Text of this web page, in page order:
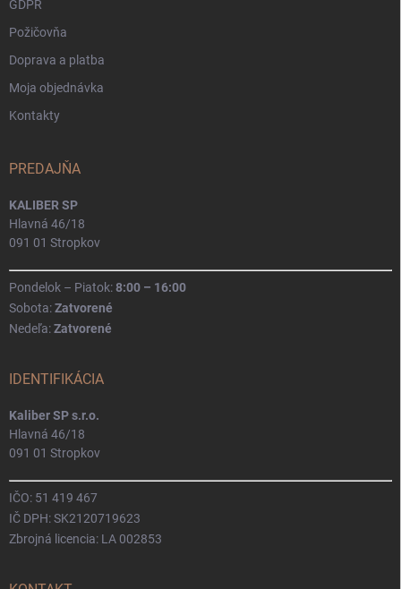
GDPR
Požičovňa
Doprava a platba
Moja objednávka
Kontakty
PREDAJŇA
KALIBER SP
Hlavná 46/18
091 01 Stropkov
Pondelok – Piatok:8:00 – 16:00
Sobota:Zatvorené
Nedeľa:Zatvorené
IDENTIFIKÁCIA
Kaliber SP s.r.o.
Hlavná 46/18
091 01 Stropkov
IČO: 51 419 467
IČ DPH: SK2120719623
Zbrojná licencia: LA 002853